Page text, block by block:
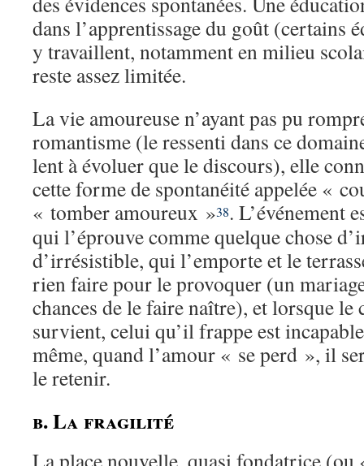
dans l’apprentissage du goût (certains
y travaillent, notamment en milieu
reste assez limitée.
La vie amoureuse n’ayant pas pu
romantisme (le ressenti dans ce
lent à évoluer que le discours), elle
cette forme de spontanéité appelée «
« tomber amoureux »38. L’événement
qui l’éprouve comme quelque chose
d’irrésistible, qui l’emporte et le
rien faire pour le provoquer (un
chances de le faire naître), et lorsque le
survient, celui qu’il frappe est
même, quand l’amour « se perd », il
le retenir.
b. La fragilité
La place nouvelle, quasi fondatrice